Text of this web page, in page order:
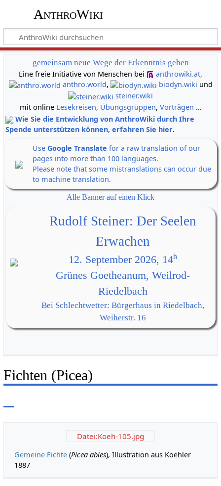
AnthroWiki
gemeinsam neue Wege der Erkenntnis gehen
Eine freie Initiative von Menschen bei
anthrowiki.at,
anthro.world, biodyn.wiki und
steiner.wiki
mit online Lesekreisen, Übungsgruppen, Vorträgen ...
Wie Sie die Entwicklung von AnthroWiki durch Ihre
Spende unterstützen können, erfahren Sie hier.
Use Google Translate for a raw translation of our
pages into more than 100 languages.
Please note that some mistranslations can occur due
to machine translation.
Alle Banner auf einen Klick
Rudolf Steiner: Der Seelen
Erwachen
12. September 2026, 14h
Grünes Goetheanum, Weilrod-
Riedelbach
Bei Schlechtwetter: Bürgerhaus in Riedelbach,
Weiherstr. 16
Fichten (Picea)
Datei:Koeh-105.jpg
Gemeine Fichte (Picea abies), Illustration aus Koehler
1887